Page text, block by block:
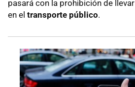
pasará con la prohibición de
en el transporte público.